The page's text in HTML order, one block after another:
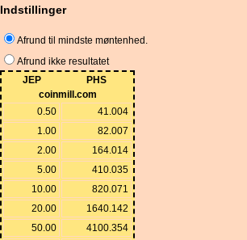
Indstillinger
Afrund til mindste møntenhed.
Afrund ikke resultatet
JEP
PHS
coinmill.com
0.50
41.004
1.00
82.007
2.00
164.014
5.00
410.035
10.00
820.071
20.00
1640.142
50.00
4100.354